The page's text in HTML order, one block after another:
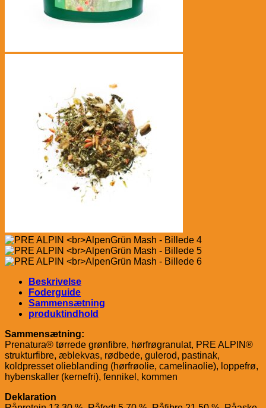
Beskrivelse
Foderguide
Sammensætning
produktindhold
Sammensætning:
Prenatura® tørrede grønfibre, hørfrøgranulat, PRE ALPIN®
strukturfibre, æblekvas, rødbede, gulerod, pastinak,
koldpresset olieblanding (hørfrøolie, camelinaolie), loppefrø,
hybenskaller (kernefri), fennikel, kommen
Deklaration